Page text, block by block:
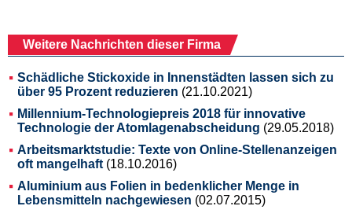
Weitere Nachrichten dieser Firma
Schädliche Stickoxide in Innenstädten lassen sich zu
über 95 Prozent reduzieren (21.10.2021)
Millennium-Technologiepreis 2018 für innovative
Technologie der Atomlagenabscheidung (29.05.2018)
Arbeitsmarktstudie: Texte von Online-Stellenanzeigen
oft mangelhaft (18.10.2016)
Aluminium aus Folien in bedenklicher Menge in
Lebensmitteln nachgewiesen (02.07.2015)